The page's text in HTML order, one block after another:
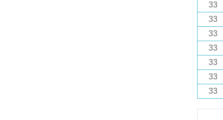
33
33
33
33
33
33
33